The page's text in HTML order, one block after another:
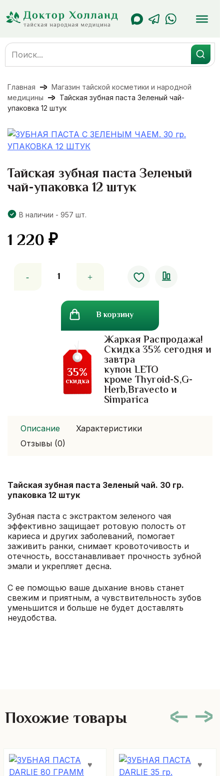
содержанию
Search
for:
Главная
Магазин тайской косметики и народной
медицины
Тайская зубная паста Зеленый чай-
упаковка 12 штук
Тайская зубная паста Зеленый
чай-упаковка 12 штук
В наличии - 957 шт.
1 220₽
товара
В корзину
Жаркая Распродажа!
Скидка 35% сегодня и
завтра
купон LETO
кроме Thyroid-S,G-
Herb,Bravecto и
Simparica
35%
скидка
Описание
Характеристики
Отзывы (0)
Тайская зубная паста Зеленый чай. 30 гр.
упаковка 12 штук
Зубная паста с экстрактом зеленого чая
эффективно защищает ротовую полость от
кариеса и других заболеваний, помогает
заживить ранки, снимает кровоточивость и
отечность, восстанавливает прочность зубной
эмали и укрепляет десна.
С ее помощью ваше дыхание вновь станет
свежим и приятным, а чувствительность зубов
уменьшится и больше не будет доставлять
неудобства.
Похожие товары